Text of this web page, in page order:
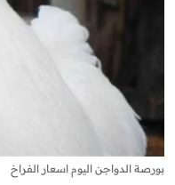
بورصة الدواجن اليوم اسعار الفراخ